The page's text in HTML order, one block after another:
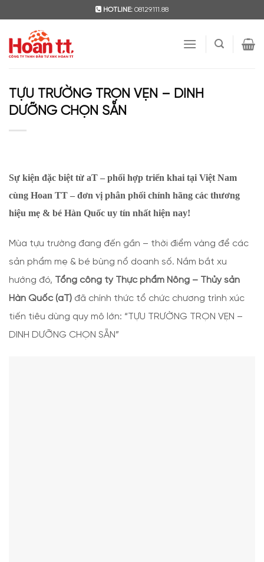
to
content
HOTLINE: 08129.111.88
TỰU TRƯỜNG TRỌN VẸN – DINH
DƯỠNG CHỌN SẴN
Sự kiện đặc biệt từ aT – phối hợp triển khai tại Việt Nam
cùng Hoan TT – đơn vị phân phối chính hãng các thương
hiệu mẹ & bé Hàn Quốc uy tín nhất hiện nay!
Mùa tựu trường đang đến gần – thời điểm vàng để các
sản phẩm mẹ & bé bùng nổ doanh số. Nắm bắt xu
hướng đó, Tổng công ty Thực phẩm Nông – Thủy sản
Hàn Quốc (aT) đã chính thức tổ chức chương trình xúc
tiến tiêu dùng quy mô lớn: “TỰU TRƯỜNG TRỌN VẸN –
DINH DƯỠNG CHỌN SẴN”